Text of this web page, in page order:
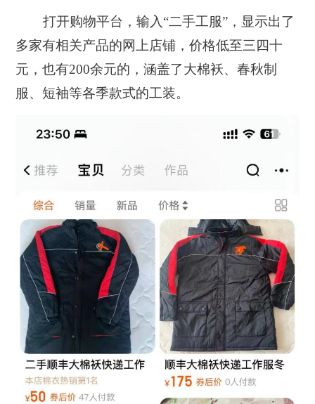
打开购物平台，输入“二手工服”，显示出了
多家有相关产品的网上店铺，价格低至三四十
元，也有200余元的，涵盖了大棉袄、春秋制
服、短袖等各季款式的工装。